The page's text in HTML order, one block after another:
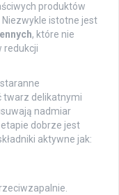
produktów
istotne jest
, które nie
redukcji
twarz delikatnymi
nadmiar
dobrze jest
aktywne jak: